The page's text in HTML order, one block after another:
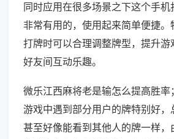
同时应用在很多场景之下这个手
非常有用的，使用起来简单便捷
打牌时可以合理调整牌型，提升游
好友间互动乐趣。
微乐江西麻将老是输怎么提高胜率
游戏中遇到部分用户的牌特别好，
甚至好像能看到其他人的牌一样，